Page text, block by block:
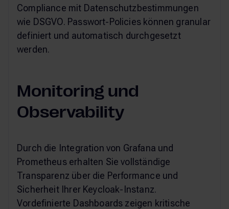
Compliance mit Datenschutzbestimmungen
wie DSGVO. Passwort-Policies können granular
definiert und automatisch durchgesetzt
werden.
Monitoring und
Observability
Durch die Integration von Grafana und
Prometheus erhalten Sie vollständige
Transparenz über die Performance und
Sicherheit Ihrer Keycloak-Instanz.
Vordefinierte Dashboards zeigen kritische